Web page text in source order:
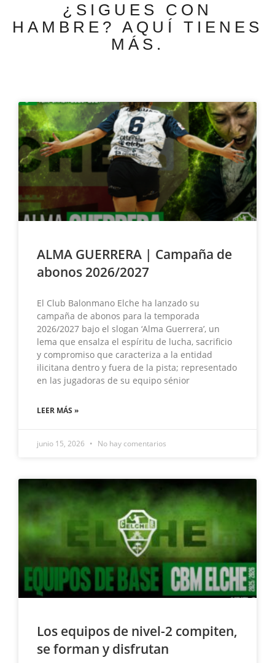
¿SIGUES CON
HAMBRE? AQUÍ TIENES
MÁS.
ALMA GUERRERA | Campaña de
abonos 2026/2027
El Club Balonmano Elche ha lanzado su
campaña de abonos para la temporada
2026/2027 bajo el slogan ‘Alma Guerrera’, un
lema que ensalza el espíritu de lucha, sacrificio
y compromiso que caracteriza a la entidad
ilicitana dentro y fuera de la pista; representado
en las jugadoras de su equipo sénior
LEER MÁS »
junio 15, 2026 No hay comentarios
Los equipos de nivel-2 compiten,
se forman y disfrutan